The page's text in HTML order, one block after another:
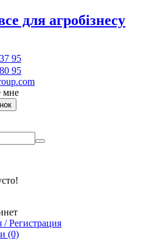
для агробізнесу
95
95
мне
/ Регистрация
(0)